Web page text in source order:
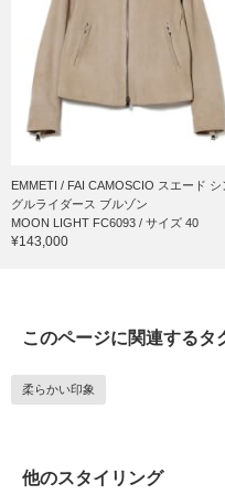
EMMETI / FAI CAMOSCIO スエード シ
グルライダース ブルゾン
MOON LIGHT FC6093 / サイズ 40
¥143,000
このページに関連するタ
柔らかい印象
他のスタイリング